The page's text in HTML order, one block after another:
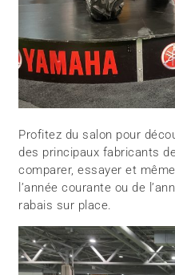
Profitez du salon pour
des principaux fabricants
comparer, essayer et
l’année courante ou de
rabais sur place.